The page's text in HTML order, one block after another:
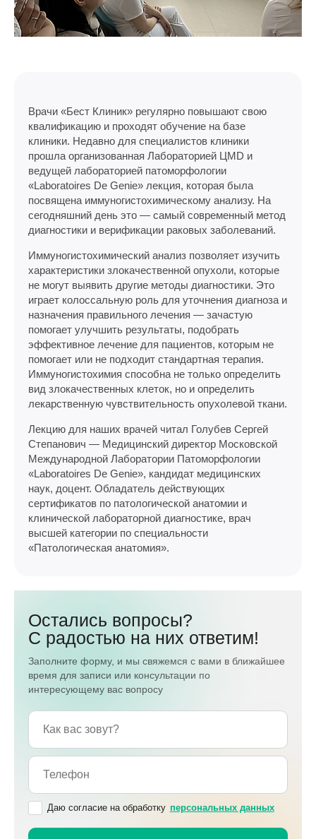
Врачи «Бест Клиник» регулярно повышают свою
квалификацию и проходят обучение на базе
клиники. Недавно для специалистов клиники
прошла организованная Лабораторией ЦМD и
ведущей лабораторией патоморфологии
«Laboratoires De Genie» лекция, которая была
посвящена иммуногистохимическому анализу. На
сегодняшний день это — самый современный метод
диагностики и верификации раковых заболеваний.
Иммуногистохимический анализ позволяет изучить
характеристики злокачественной опухоли, которые
не могут выявить другие методы диагностики. Это
играет колоссальную роль для уточнения диагноза и
назначения правильного лечения — зачастую
помогает улучшить результаты, подобрать
эффективное лечение для пациентов, которым не
помогает или не подходит стандартная терапия.
Иммуногистохимия способна не только определить
вид злокачественных клеток, но и определить
лекарственную чувствительность опухолевой ткани.
Лекцию для наших врачей читал Голубев Сергей
Степанович — Медицинский директор Московской
Международной Лаборатории Патоморфологии
«Laboratoires De Genie», кандидат медицинских
наук, доцент. Обладатель действующих
сертификатов по патологической анатомии и
клинической лабораторной диагностике, врач
высшей категории по специальности
«Патологическая анатомия».
Остались вопросы?
С радостью на них ответим!
Заполните форму, и мы свяжемся с вами в ближайшее
время для записи или консультации по
интересующему вас вопросу
Даю согласие на обработку персональных данных